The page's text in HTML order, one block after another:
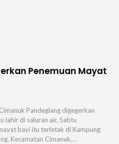
Penemuan Mayat
Pandeglang digegerkan
lahir di saluran air, Sabtu
bayi itu terletak di Kampung
Kecamatan Cimanuk,…